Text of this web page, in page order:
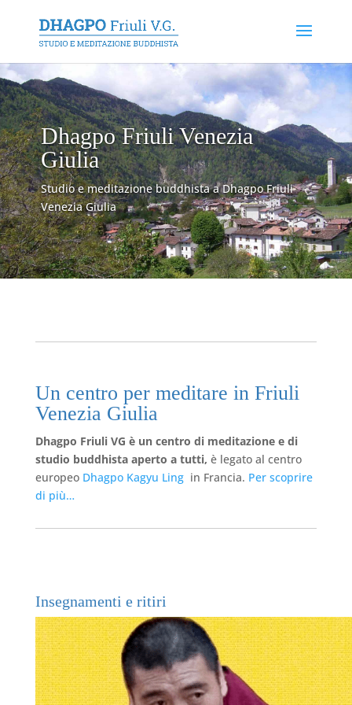
Dhagpo Friuli Venezia
Giulia
Studio e meditazione buddhista a Dhagpo Friuli
Venezia Giulia
Un centro per meditare in Friuli
Venezia Giulia
Dhagpo Friuli VG è un centro di meditazione e di
studio buddhista aperto a tutti, è legato al centro
europeo Dhagpo Kagyu Ling in Francia. Per scoprire
di più…
Insegnamenti e ritiri